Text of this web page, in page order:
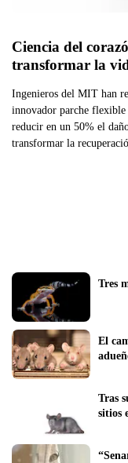
Ciencia del
transformar la
Ingenieros del MIT han
innovador parche
reducir en un 50% el
transformar la
El
Tras
sitios